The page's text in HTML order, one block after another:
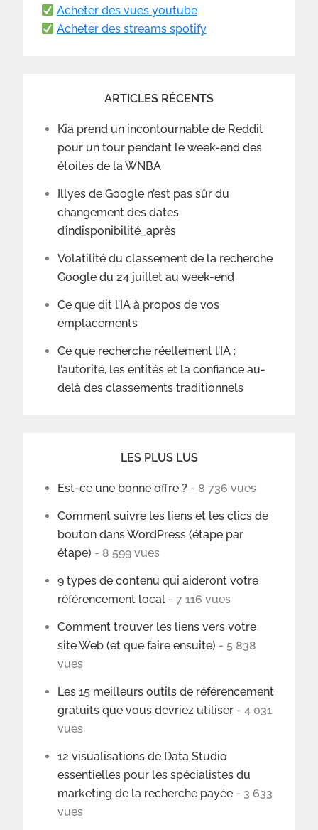
Acheter des vues youtube
Acheter des streams spotify
ARTICLES RÉCENTS
Kia prend un incontournable de Reddit
pour un tour pendant le week-end des
étoiles de la WNBA
Illyes de Google n’est pas sûr du
changement des dates
d’indisponibilité_après
Volatilité du classement de la recherche
Google du 24 juillet au week-end
Ce que dit l’IA à propos de vos
emplacements
Ce que recherche réellement l’IA :
l’autorité, les entités et la confiance au-
delà des classements traditionnels
LES PLUS LUS
Est-ce une bonne offre ? - 8 736 vues
Comment suivre les liens et les clics de
bouton dans WordPress (étape par
étape) - 8 599 vues
9 types de contenu qui aideront votre
référencement local - 7 116 vues
Comment trouver les liens vers votre
site Web (et que faire ensuite) - 5 838
vues
Les 15 meilleurs outils de référencement
gratuits que vous devriez utiliser - 4 031
vues
12 visualisations de Data Studio
essentielles pour les spécialistes du
marketing de la recherche payée - 3 633
vues